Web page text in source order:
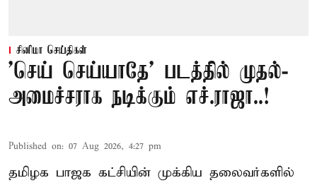
சினிமா செய்திகள்
'செய் செய்யாதே' படத்தில் முதல்-
அமைச்சராக நடிக்கும் எச்.ராஜா..!
Published on: 07 Aug 2026, 4:27 pm
தமிழக பாஜக கட்சியின் முக்கிய தலைவர்களில்